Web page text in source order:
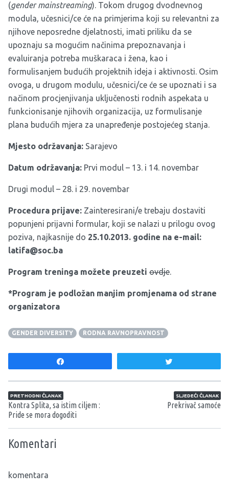
(gender mainstreaming). Tokom drugog dvodnevnog
modula, učesnici/ce će na primjerima koji su relevantni za
njihove neposredne djelatnosti, imati priliku da se
upoznaju sa mogućim načinima prepoznavanja i
evaluiranja potreba muškaraca i žena, kao i
formulisanjem budućih projektnih ideja i aktivnosti. Osim
ovoga, u drugom modulu, učesnici/ce će se upoznati i sa
načinom procjenjivanja uključenosti rodnih aspekata u
funkcionisanje njihovih organizacija, uz formulisanje
plana budućih mjera za unapređenje postojećeg stanja.
Mjesto održavanja: Sarajevo
Datum održavanja: Prvi modul – 13. i 14. novembar
Drugi modul – 28. i 29. novembar
Procedura prijave: Zainteresirani/e trebaju dostaviti
popunjeni prijavni formular, koji se nalazi u prilogu ovog
poziva, najkasnije do 25.10.2013. godine na e-mail:
latifa@soc.ba
Program treninga možete preuzeti ovdje.
*Program je podložan manjim promjenama od strane
organizatora
GENDER DIVERSITY RODNA RAVNOPRAVNOST
Navigacija članaka
PRETHODNI ČLANAK
Kontra Splita, sa istim ciljem :
Pride se mora dogoditi
SLJEDEĆI ČLANAK
Prekrivač samoće
Komentari
komentara